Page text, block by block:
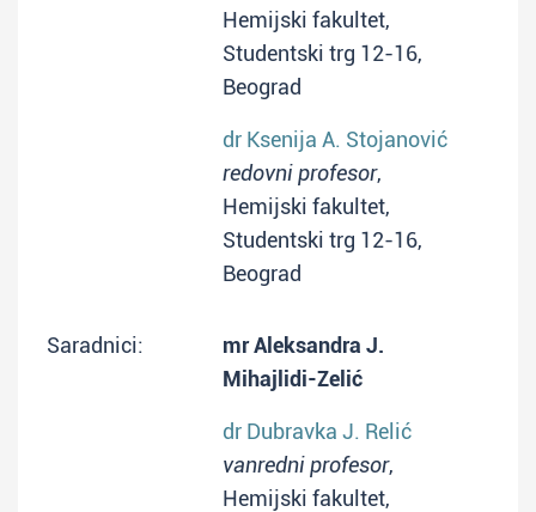
Hemijski fakultet,
Studentski trg 12-16,
Beograd
dr Ksenija A. Stojanović
redovni profesor,
Hemijski fakultet,
Studentski trg 12-16,
Beograd
Saradnici:
mr Aleksandra J.
Mihajlidi-Zelić
dr Dubravka J. Relić
vanredni profesor,
Hemijski fakultet,